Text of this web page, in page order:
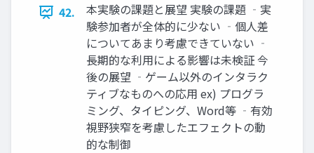
42.
本実験の課題と展望 実験の課題 ‐実
験参加者が全体的に少ない ‐個人差
についてあまり考慮できていない ‐
長期的な利用による影響は未検証 今
後の展望 ‐ゲーム以外のインタラク
ティブなものへの応用 ex) プログラ
ミング、タイピング、Word等 ‐有効
視野狭窄を考慮したエフェクトの動
的な制御